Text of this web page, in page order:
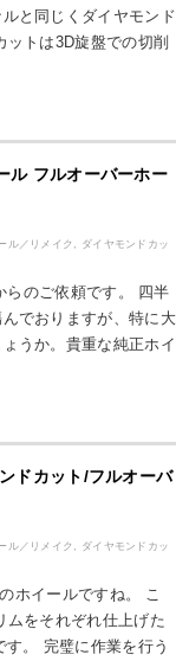
と同じくダイヤモンド
トは3D旋盤での切削
ル フルオーバーホー
ル／リメイク , ダイヤモンドカッ
らのご依頼です。 四半
でおりますが、特に大
うか。貴重な純正ホイ
ドカット/フルオーバ
ル／リメイク , ダイヤモンドカッ
ホイールですね。 こ
ムをそれぞれ仕上げた
。 完璧に作業を行う